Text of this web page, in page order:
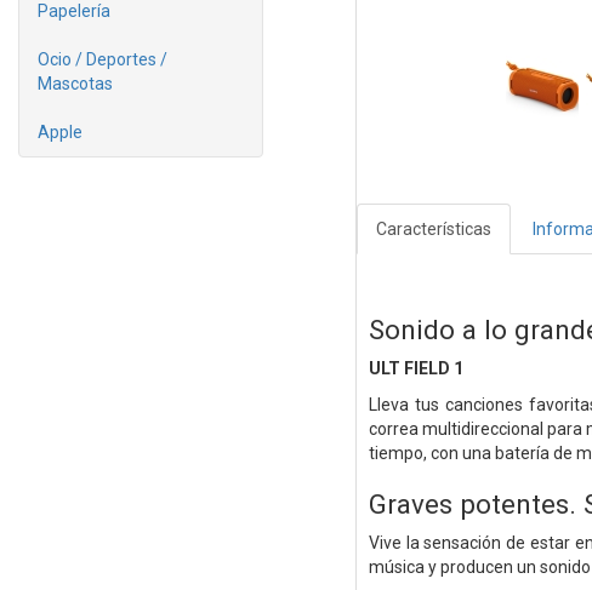
Papelería
Ocio / Deportes /
Mascotas
Apple
Características
Sonido a lo
ULT FIELD 1
Lleva tus canciones
correa multidireccional para
tiempo, con una batería de
Graves potentes.
Vive la sensación de estar
música y producen un